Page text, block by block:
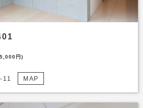
円)
11
MAP